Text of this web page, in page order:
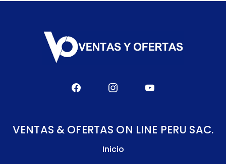
VENTAS & OFERTAS ON LINE PERU SAC.
Inicio